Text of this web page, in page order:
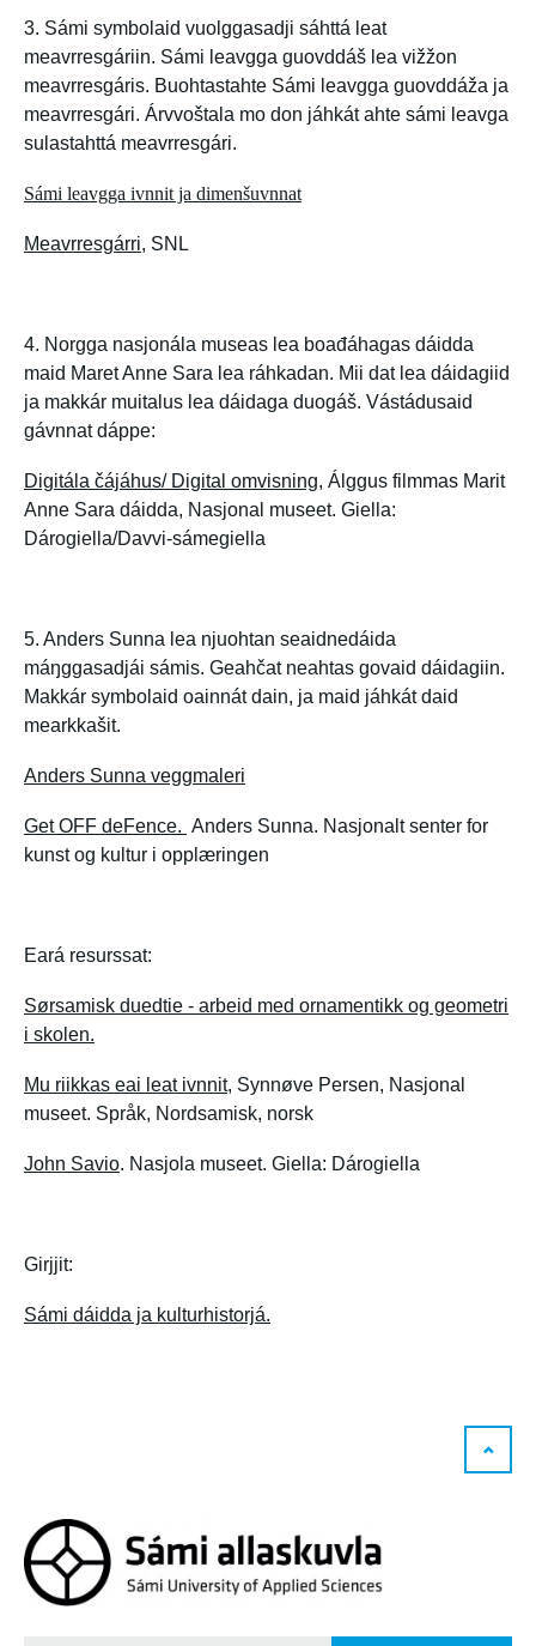
3. Sámi symbolaid vuolggasadji sáhttá leat
meavrresgáriin. Sámi leavgga guovddáš lea vižžon
meavrresgáris. Buohtastahte Sámi leavgga guovddáža ja
meavrresgári. Árvvoštala mo don jáhkát ahte sámi leavga
sulastahttá meavrresgári.
Sámi leavgga ivnnit ja dimenšuvnnat
Meavrresgárri, SNL
4. Norgga nasjonála museas lea boađáhagas dáidda
maid Maret Anne Sara lea ráhkadan. Mii dat lea dáidagiid
ja makkár muitalus lea dáidaga duogáš. Vástádusaid
gávnnat dáppe:
Digitála čájáhus/ Digital omvisning, Álggus filmmas Marit
Anne Sara dáidda, Nasjonal museet. Giella:
Dárogiella/Davvi-sámegiella
5. Anders Sunna lea njuohtan seaidnedáida
máŋggasadjái sámis. Geahčat neahtas govaid dáidagiin.
Makkár symbolaid oainnát dain, ja maid jáhkát daid
mearkkašit.
Anders Sunna veggmaleri
Get OFF deFence. Anders Sunna. Nasjonalt senter for
kunst og kultur i opplæringen
Eará resurssat:
Sørsamisk duedtie - arbeid med ornamentikk og geometri
i skolen.
Mu riikkas eai leat ivnnit, Synnøve Persen, Nasjonal
museet. Språk, Nordsamisk, norsk
John Savio. Nasjola museet. Giella: Dárogiella
Girjjit:
Sámi dáidda ja kulturhistorjá.